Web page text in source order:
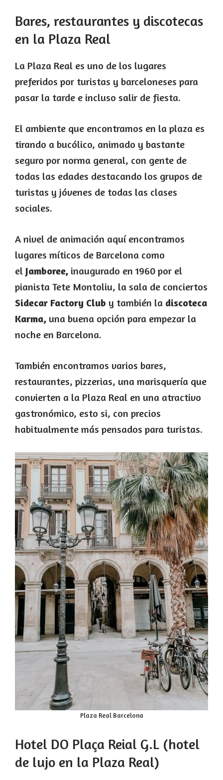
Bares, restaurantes y discotecas
en la Plaza Real
La Plaza Real es uno de los lugares
preferidos por turistas y barceloneses para
pasar la tarde e incluso salir de fiesta.
El ambiente que encontramos en la plaza es
tirando a bucólico, animado y bastante
seguro por norma general, con gente de
todas las edades destacando los grupos de
turistas y jóvenes de todas las clases
sociales.
A nivel de animación aquí encontramos
lugares míticos de Barcelona como
el Jamboree, inaugurado en 1960 por el
pianista Tete Montoliu, la sala de conciertos
Sidecar Factory Club y también la discoteca
Karma, una buena opción para empezar la
noche en Barcelona.
También encontramos varios bares,
restaurantes, pizzerias, una marisquería que
convierten a la Plaza Real en una atractivo
gastronómico, esto si, con precios
habitualmente más pensados para turistas.
Plaza Real Barcelona
Hotel DO Plaça Reial G.L (hotel
de lujo en la Plaza Real)